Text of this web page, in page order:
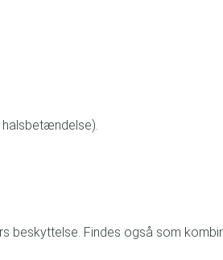
beskyttelse. Findes også som